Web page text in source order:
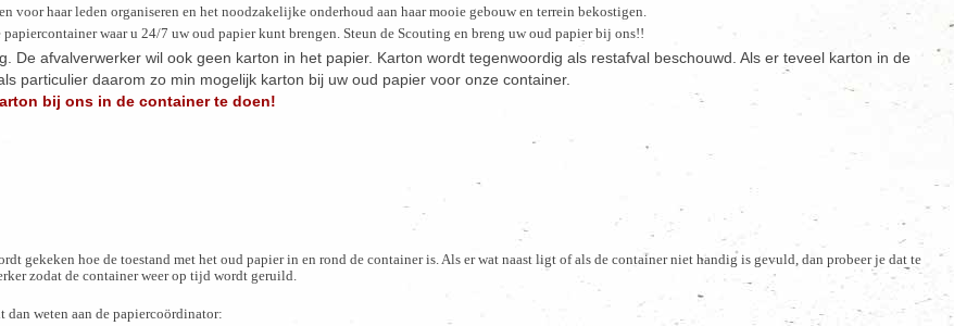
voor haar leden organiseren en het noodzakelijke onderhoud aan haar mooie gebouw en terrein bekostigen.
waar u 24/7 uw oud papier kunt brengen. Steun de Scouting en breng uw oud papier bij ons!!
De afvalverwerker wil ook geen karton in het papier. Karton wordt tegenwoordig als restafval beschouwd. Als er teveel karton in de
particulier daarom zo min mogelijk karton bij uw oud papier voor onze container.
bij ons in de container te doen!
gekeken hoe de toestand met het oud papier in en rond de container is. Als er wat naast ligt of als de container niet handig is gevuld, dan probeer je dat te
zodat de container weer op tijd wordt geruild.
weten aan de papiercoördinator: